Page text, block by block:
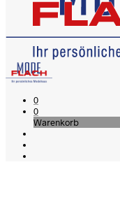
0
0
Warenkorb